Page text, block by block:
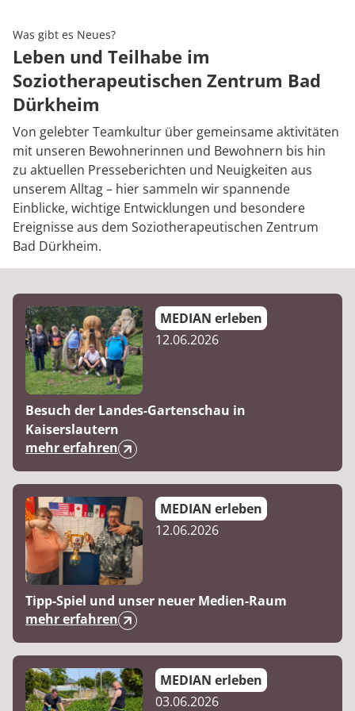
Was gibt es Neues?
Leben und Teilhabe im
Soziotherapeutischen Zentrum Bad
Dürkheim
Von gelebter Teamkultur über gemeinsame aktivitäten
mit unseren Bewohnerinnen und Bewohnern bis hin
zu aktuellen Presseberichten und Neuigkeiten aus
unserem Alltag – hier sammeln wir spannende
Einblicke, wichtige Entwicklungen und besondere
Ereignisse aus dem Soziotherapeutischen Zentrum
Bad Dürkheim.
MEDIAN erleben
12.06.2026
Besuch der Landes-Gartenschau in
Kaiserslautern
mehr erfahren
MEDIAN erleben
12.06.2026
Tipp-Spiel und unser neuer Medien-Raum
mehr erfahren
MEDIAN erleben
03.06.2026